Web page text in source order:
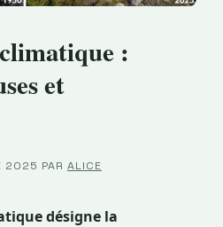
:
et
2025 PAR ALICE
désigne la